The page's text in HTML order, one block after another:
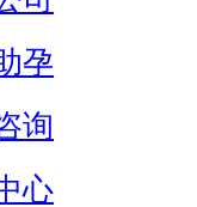
孕
询
心